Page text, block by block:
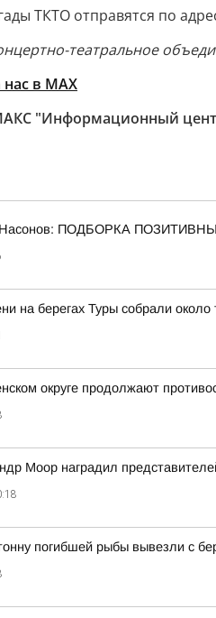
ТКТО отправятся по
театральное
нас в МАХ
"Информационный
Насонов: ПОДБОРКА
на берегах Туры собрали
округе продолжают
Моор наградил
погибшей рыбы вывезли с